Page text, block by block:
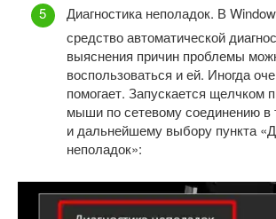
Диагностика неполадок. В
средство автоматической
выяснения причин проблемы
воспользоваться и ей. Иногда
помогает. Запускается щелчком
мыши по сетевому соединению в
и дальнейшему выбору пункта
неполадок»: